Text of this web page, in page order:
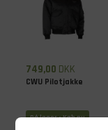
749,00 DKK
CWU Pilotjakke
På lager - Køb nu